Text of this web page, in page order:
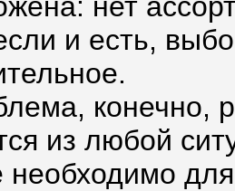
и есть,
конечно,
из любой
необходимо